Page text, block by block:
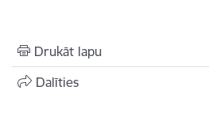
Drukāt lapu
Dalīties